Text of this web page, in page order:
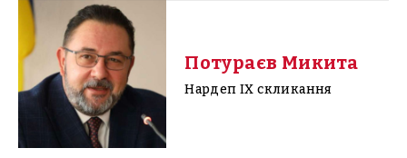
Потураєв Микита
Нардеп IX скликання